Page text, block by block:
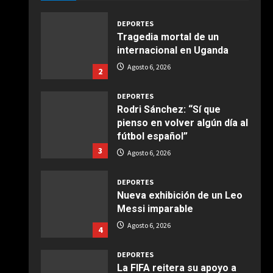
COCINA
Ensalada de espinacas
deliciosa
COCINA
Boquerones fritos en
freidora de aire
COCINA
Buñuelos de alcachofas
2
DEPORTES
Tragedia mortal de un
internacional en Uganda
Agosto 6, 2026
3
DEPORTES
Rodri Sánchez: “Sí que
pienso en volver algún día al
fútbol español”
Agosto 6, 2026
4
DEPORTES
Nueva exhibición de un Leo
Messi imparable
Agosto 6, 2026
DEPORTES
La FIFA reitera su apoyo a